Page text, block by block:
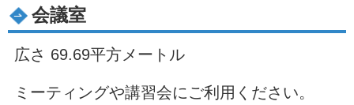
会議室
広さ 69.69平方メートル
ミーティングや講習会にご利用ください。